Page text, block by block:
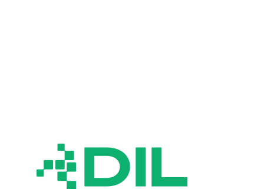
DIL Deutsches Institut für Lebensmitteltechnik e. V.
Germany
Partners